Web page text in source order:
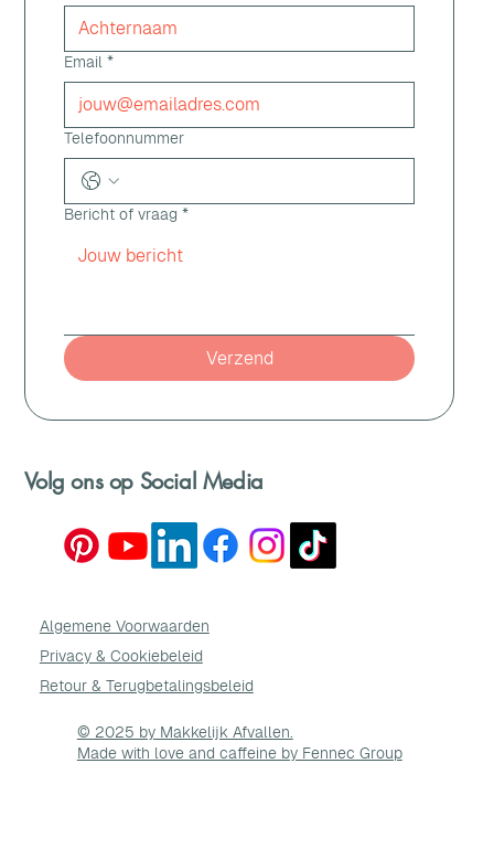
Email *
Telefoonnummer
Bericht of vraag *
Verzend
Volg ons op Social Media
Algemene Voorwaarden
Privacy & Cookiebeleid
Retour & Terugbetalingsbeleid
© 2025 by Makkelijk Afvallen.
Made with love and caffeine by Fennec Group